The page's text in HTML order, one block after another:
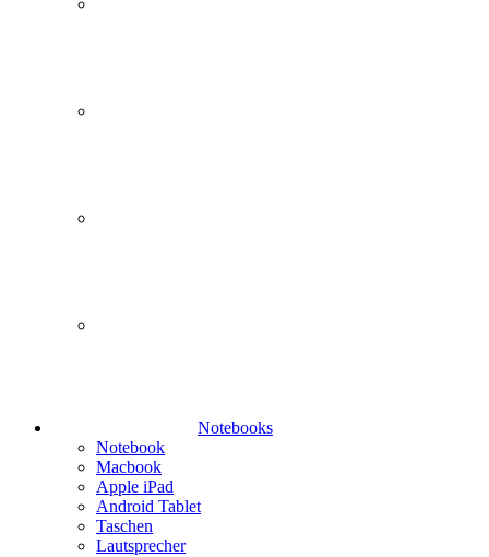
Notebooks
Notebook
Macbook
Apple iPad
Android Tablet
Taschen
Lautsprecher